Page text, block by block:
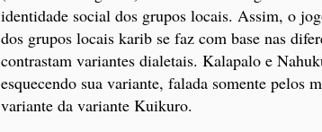
identidade social dos grupos locais. Assim, o
dos grupos locais karib se faz com base nas
contrastam variantes dialetais. Kalapalo e
esquecendo sua variante, falada somente pelos
variante da variante Kuikuro.